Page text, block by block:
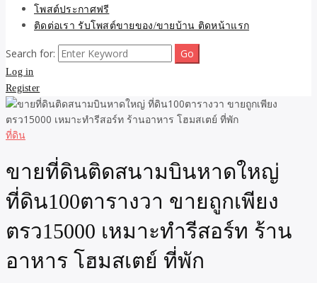
โพสต์ประกาศฟรี
ติดต่อเรา รับโพสต์ขายของ/ขายบ้าน ติดหน้าแรก
Search for:
Log in
Register
ที่ดิน
ขายที่ดินติดสนามบินหาดใหญ่
ที่ดิน100ตารางวา ขายถูกเพียง
ตรว15000 เหมาะทำรีสอร์ท ร้าน
อาหาร โฮมสเตย์ ที่พัก